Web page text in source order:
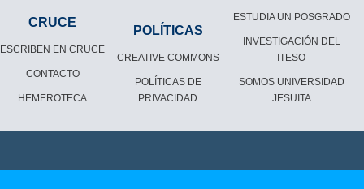
CRUCE
ESCRIBEN EN CRUCE
CONTACTO
HEMEROTECA
POLÍTICAS
CREATIVE COMMONS
POLÍTICAS DE
PRIVACIDAD
ESTUDIA UN POSGRADO
INVESTIGACIÓN DEL
ITESO
SOMOS UNIVERSIDAD
JESUITA